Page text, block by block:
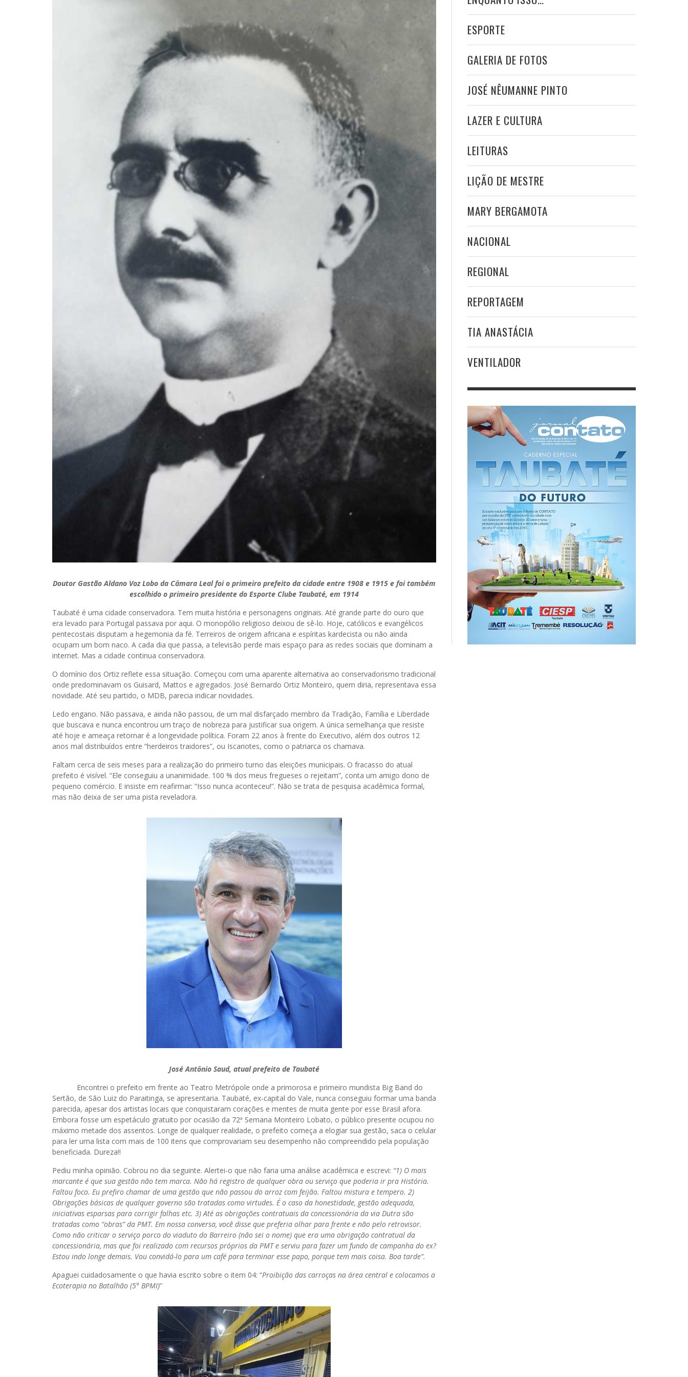
Doutor Gastão Aldano Voz Lobo da Câmara Leal foi o primeiro prefeito da cidade entre 1908 e 1915 e foi também
escolhido o primeiro presidente do Esporte Clube Taubaté, em 1914
Taubaté é uma cidade conservadora. Tem muita história e personagens originais. Até grande parte do ouro que
era levado para Portugal passava por aqui. O monopólio religioso deixou de sê-lo. Hoje, católicos e evangélicos
pentecostais disputam a hegemonia da fé. Terreiros de origem africana e espíritas kardecista ou não ainda
ocupam um bom naco. A cada dia que passa, a televisão perde mais espaço para as redes sociais que dominam a
internet. Mas a cidade continua conservadora.
O domínio dos Ortiz reflete essa situação. Começou com uma aparente alternativa ao conservadorismo tradicional
onde predominavam os Guisard, Mattos e agregados. José Bernardo Ortiz Monteiro, quem diria, representava essa
novidade. Até seu partido, o MDB, parecia indicar novidades.
Ledo engano. Não passava, e ainda não passou, de um mal disfarçado membro da Tradição, Família e Liberdade
que buscava e nunca encontrou um traço de nobreza para justificar sua origem. A única semelhança que resiste
até hoje e ameaça retornar é a longevidade política. Foram 22 anos à frente do Executivo, além dos outros 12
anos mal distribuídos entre “herdeiros traidores”, ou Iscariotes, como o patriarca os chamava.
Faltam cerca de seis meses para a realização do primeiro turno das eleições municipais. O fracasso do atual
prefeito é visível. “Ele conseguiu a unanimidade. 100 % dos meus fregueses o rejeitam”, conta um amigo dono de
pequeno comércio. E insiste em reafirmar: “Isso nunca aconteceu!”. Não se trata de pesquisa acadêmica formal,
mas não deixa de ser uma pista reveladora.
José Antônio Saud, atual prefeito de Taubaté
Encontrei o prefeito em frente ao Teatro Metrópole onde a primorosa e primeiro mundista Big Band do
Sertão, de São Luiz do Paraitinga, se apresentaria. Taubaté, ex-capital do Vale, nunca conseguiu formar uma banda
parecida, apesar dos artistas locais que conquistaram corações e mentes de muita gente por esse Brasil afora.
Embora fosse um espetáculo gratuito por ocasião da 72ª Semana Monteiro Lobato, o público presente ocupou no
máximo metade dos assentos. Longe de qualquer realidade, o prefeito começa a elogiar sua gestão, saca o celular
para ler uma lista com mais de 100 itens que comprovariam seu desempenho não compreendido pela população
beneficiada. Dureza!!
Pediu minha opinião. Cobrou no dia seguinte. Alertei-o que não faria uma análise acadêmica e escrevi: “1) O mais
marcante é que sua gestão não tem marca. Não há registro de qualquer obra ou serviço que poderia ir pra História.
Faltou foco. Eu prefiro chamar de uma gestão que não passou do arroz com feijão. Faltou mistura e tempero. 2)
Obrigações básicas de qualquer governo são tratadas como virtudes. É o caso da honestidade, gestão adequada,
iniciativas esparsas para corrigir falhas etc. 3) Até as obrigações contratuais da concessionária da via Dutra são
tratadas como “obras” da PMT. Em nossa conversa, você disse que preferia olhar para frente e não pelo retrovisor.
Como não criticar o serviço porco do viaduto do Barreiro (não sei o nome) que era uma obrigação contratual da
concessionária, mas que foi realizado com recursos próprios da PMT e serviu para fazer um fundo de campanha do ex?
Estou indo longe demais. Vou convidá-lo para um café para terminar esse papo, porque tem mais coisa. Boa tarde”.
Apaguei cuidadosamente o que havia escrito sobre o item 04: “Proibição das carroças na área central e colocamos a
Ecoterapia no Batalhão (5° BPMI)”
ESPORTE
GALERIA DE FOTOS
JOSÉ NÊUMANNE PINTO
LAZER E CULTURA
LEITURAS
LIÇÃO DE MESTRE
MARY BERGAMOTA
NACIONAL
REGIONAL
REPORTAGEM
TIA ANASTÁCIA
VENTILADOR